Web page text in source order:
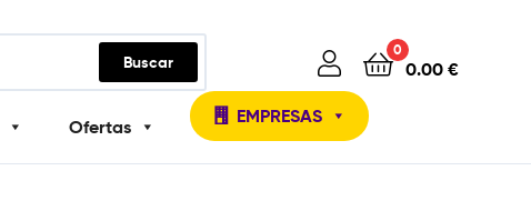
Buscar
0
0.00 €
Ofertas EMPRESAS